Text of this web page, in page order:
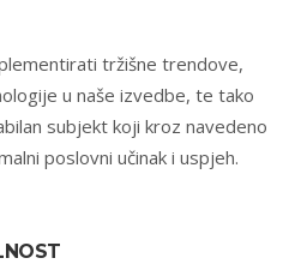
tržišne trendove,
u naše izvedbe, te tako
subjekt koji kroz navedeno
poslovni učinak i uspjeh.